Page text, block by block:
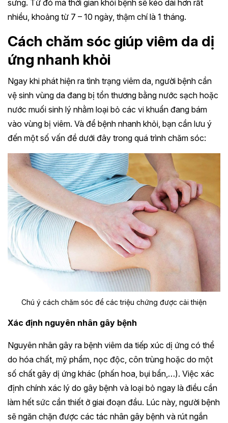
sưng. Từ đó mà thời gian khỏi bệnh sẽ kéo dài hơn rất
nhiều, khoảng từ 7 – 10 ngày, thậm chí là 1 tháng.
Cách chăm sóc giúp viêm da dị
ứng nhanh khỏi
Ngay khi phát hiện ra tình trạng viêm da, người bệnh cần
vệ sinh vùng da đang bị tổn thương bằng nước sạch hoặc
nước muối sinh lý nhằm loại bỏ các vi khuẩn đang bám
vào vùng bị viêm. Và để bệnh nhanh khỏi, bạn cần lưu ý
đến một số vấn đề dưới đây trong quá trình chăm sóc:
Chú ý cách chăm sóc để các triệu chứng được cải thiện
Xác định nguyên nhân gây bệnh
Nguyên nhân gây ra bệnh viêm da tiếp xúc dị ứng có thể
do hóa chất, mỹ phẩm, nọc độc, côn trùng hoặc do một
số chất gây dị ứng khác (phấn hoa, bụi bẩn,…). Việc xác
định chính xác lý do gây bệnh và loại bỏ ngay là điều cần
làm hết sức cần thiết ở giai đoạn đầu. Lúc này, người bệnh
sẽ ngăn chặn được các tác nhân gây bệnh và rút ngắn